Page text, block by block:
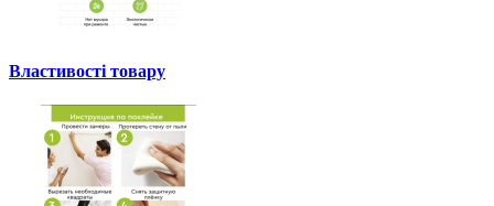
Властивості товару